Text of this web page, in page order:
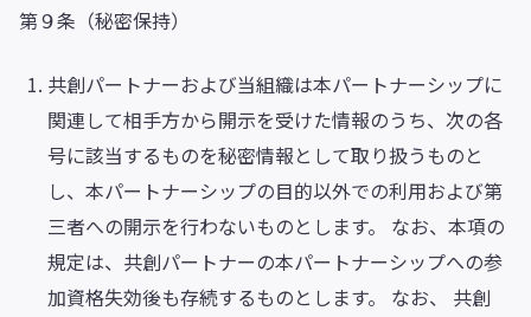
第９条（秘密保持）
共創パートナーおよび当組織は本パートナーシップに
関連して相手方から開示を受けた情報のうち、次の各
号に該当するものを秘密情報として取り扱うものと
し、本パートナーシップの目的以外での利用および第
三者への開示を行わないものとします。 なお、本項の
規定は、共創パートナーの本パートナーシップへの参
加資格失効後も存続するものとします。 なお、 共創